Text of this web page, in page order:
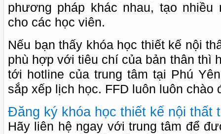
phương pháp khác nhau, tạo nhiều
cho các học viên.
Nếu bạn thấy khóa học thiết kế nội
phù hợp với tiêu chí của bản thân thì
tới hotline của trung tâm tại Phú
sắp xếp lịch học. FFD luôn luôn chào
Đăng ký khóa học thiết kế nội thất
Hãy liên hệ ngay với trung tâm để